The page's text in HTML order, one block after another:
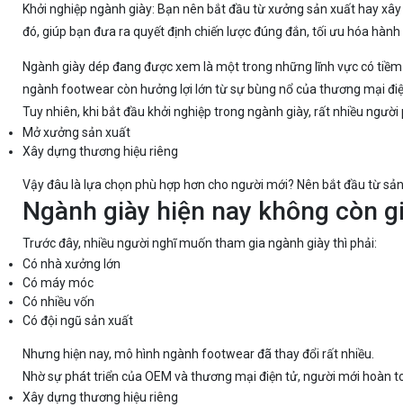
Khởi nghiệp ngành giày: Bạn nên bắt đầu từ xưởng sản xuất hay
đó, giúp bạn đưa ra quyết định chiến lược đúng đắn, tối ưu hóa
Ngành giày dép đang được xem là một trong những lĩnh vực có
ngành footwear còn hưởng lợi lớn từ sự bùng nổ của thương mại
Tuy nhiên, khi bắt đầu khởi nghiệp trong ngành giày, rất nhiều
Mở xưởng sản xuất
Xây dựng thương hiệu riêng
Vậy đâu là lựa chọn phù hợp hơn cho người mới? Nên bắt đầu từ
Ngành giày hiện nay không còn
Trước đây, nhiều người nghĩ muốn tham gia ngành giày thì phải:
Có nhà xưởng lớn
Có máy móc
Có nhiều vốn
Có đội ngũ sản xuất
Nhưng hiện nay, mô hình ngành footwear đã thay đổi rất nhiều.
Nhờ sự phát triển của OEM và thương mại điện tử, người mới hoàn
Xây dựng thương hiệu riêng